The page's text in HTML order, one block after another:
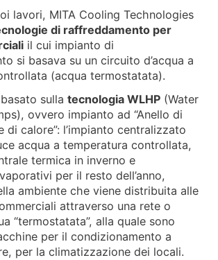
lavori, MITA Cooling Technologies
di raffreddamento per
il cui impianto di
si basava su un circuito d’acqua a
(acqua termostatata).
basato sullatecnologia WLHP (Water
ovvero impianto ad “Anello di
di calore”: l’impianto centralizzato
acqua a temperatura controllata,
termica in inverno e
per il resto dell’anno,
ambiente che viene distribuita alle
attraverso una rete o
“termostatata”, alla quale sono
per il condizionamento a
per la climatizzazione dei locali.